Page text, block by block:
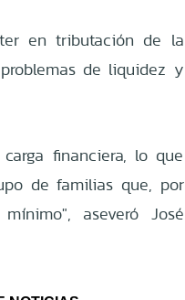
en tributación de la
de liquidez y
financiera, lo que
de familias que, por
aseveró José